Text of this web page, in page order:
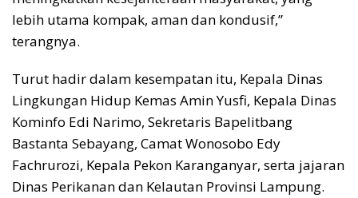
lebih utama kompak, aman dan kondusif,”
terangnya.
Turut hadir dalam kesempatan itu, Kepala Dinas
Lingkungan Hidup Kemas Amin Yusfi, Kepala Dinas
Kominfo Edi Narimo, Sekretaris Bapelitbang
Bastanta Sebayang, Camat Wonosobo Edy
Fachrurozi, Kepala Pekon Karanganyar, serta jajaran
Dinas Perikanan dan Kelautan Provinsi Lampung.